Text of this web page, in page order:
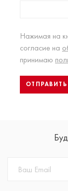
Нажимая на
согласие на
принимаю